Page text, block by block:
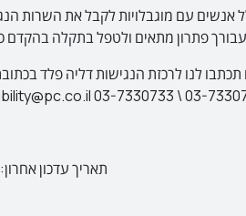
לנו לרכזת הנגישות דליה פלד
תאריך עדכון אחרון: 25.8.20